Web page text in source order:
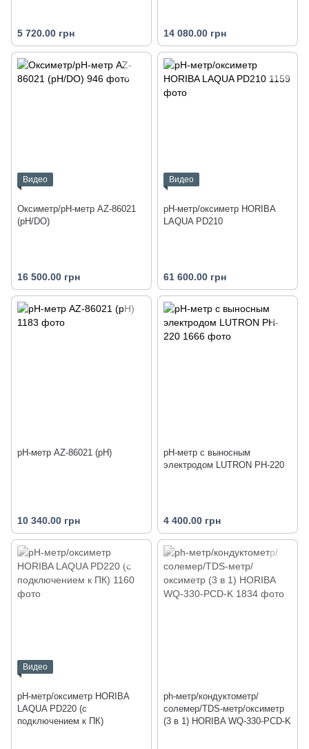
5 720.00 грн 14 080.00 грн
Видео
Оксиметр/pH-метр AZ-86021
(pH/DO)
16 500.00 грн
Видео
pH-метр/оксиметр HORIBA
LAQUA PD210
61 600.00 грн
pH-метр AZ-86021 (pH)
10 340.00 грн
pH-метр с выносным
электродом LUTRON PH-220
4 400.00 грн
Видео
pH-метр/оксиметр HORIBA
LAQUA PD220 (с
подключением к ПК)
ph-метр/кондуктометр/
солемер/TDS-метр/оксиметр
(3 в 1) HORIBA WQ-330-PСD-K